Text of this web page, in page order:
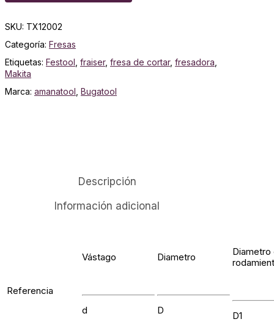
SKU: TX12002
Categoría: Fresas
Etiquetas: Festool fraiser, fresa de cortar, fresadora
Makita
Marca: amanatool Bugatool
Descripción
Información adicional
Referencia
Vástago
d
Diametro
D
Diametro
D1